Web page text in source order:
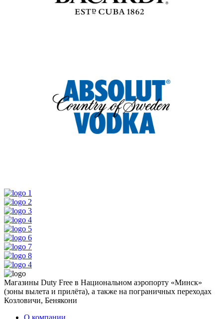
Магазины Duty Free в Национальном аэропорту «Минск»
(зоны вылета и прилёта), а также на пограничных переходах
Козловичи, Бенякони